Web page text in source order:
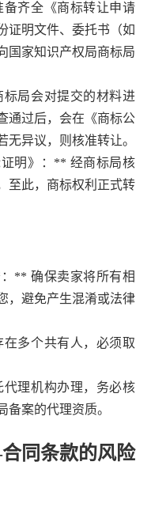
齐全《商标转让申请
证明文件、委托书（如
国家知识产权局商标局
局会对提交的材料进
通过后，会在《商标公
无异议，则核准转让。
明》：** 经商标局核
至此，商标权利正式转
** 确保卖家将所有相
，避免产生混淆或法律
多个共有人，必须取
理机构办理，务必核
备案的代理资质。
同条款的风险